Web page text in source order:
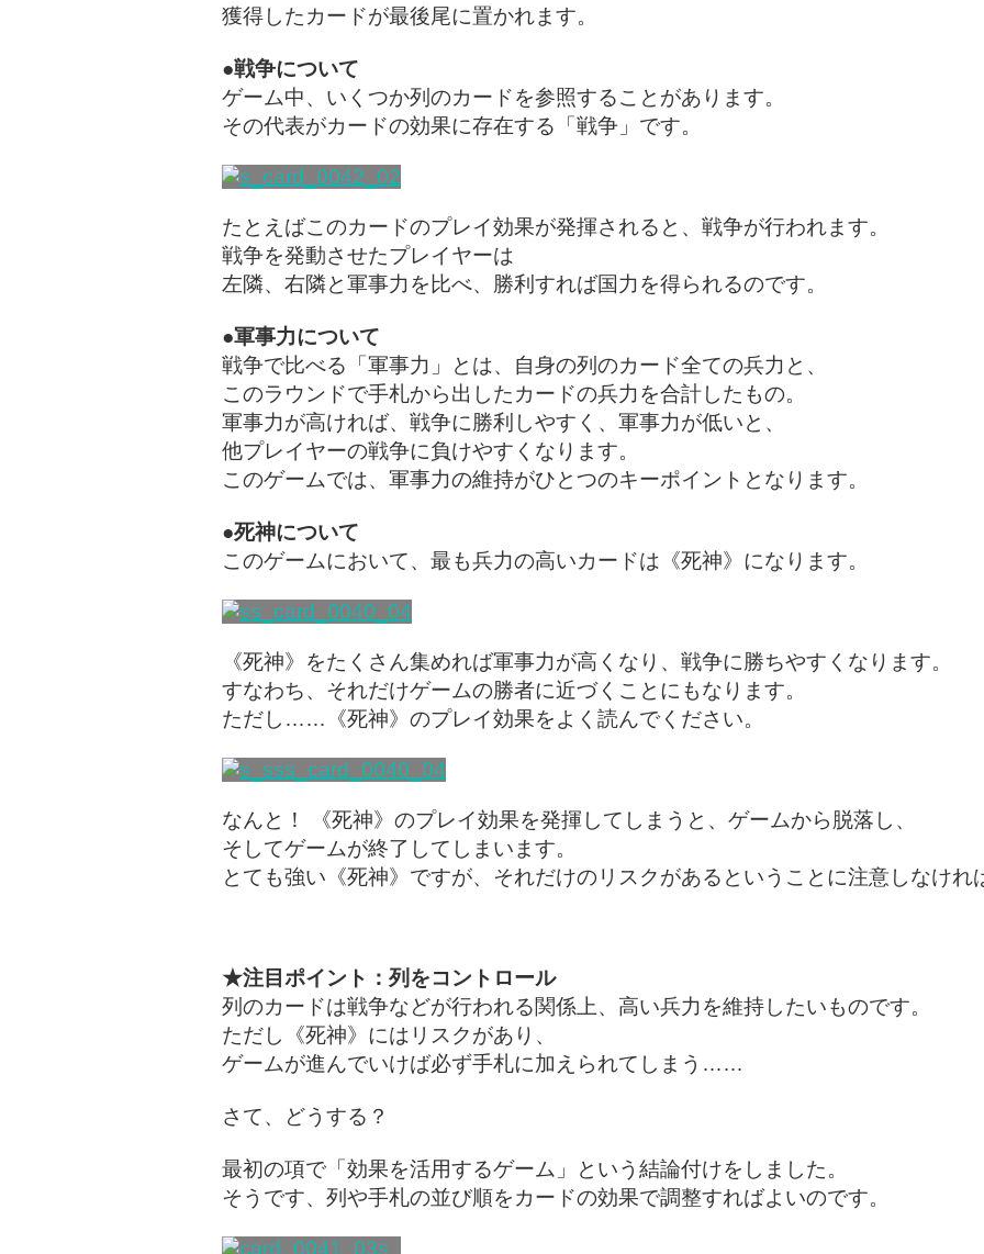
獲得したカードが最後尾に置かれます。
●戦争について
ゲーム中、いくつか列のカードを参照することがあります。
その代表がカードの効果に存在する「戦争」です。
たとえばこのカードのプレイ効果が発揮されると、戦争が行われます。
戦争を発動させたプレイヤーは
左隣、右隣と軍事力を比べ、勝利すれば国力を得られるのです。
●軍事力について
戦争で比べる「軍事力」とは、自身の列のカード全ての兵力と、
このラウンドで手札から出したカードの兵力を合計したもの。
軍事力が高ければ、戦争に勝利しやすく、軍事力が低いと、
他プレイヤーの戦争に負けやすくなります。
このゲームでは、軍事力の維持がひとつのキーポイントとなります。
●死神について
このゲームにおいて、最も兵力の高いカードは《死神》になります。
《死神》をたくさん集めれば軍事力が高くなり、戦争に勝ちやすくなります。
すなわち、それだけゲームの勝者に近づくことにもなります。
ただし……《死神》のプレイ効果をよく読んでください。
なんと！ 《死神》のプレイ効果を発揮してしまうと、ゲームから脱落し、
そしてゲームが終了してしまいます。
とても強い《死神》ですが、それだけのリスクがあるということに注意しなけれ
★注目ポイント：列をコントロール
列のカードは戦争などが行われる関係上、高い兵力を維持したいものです。
ただし《死神》にはリスクがあり、
ゲームが進んでいけば必ず手札に加えられてしまう……
さて、どうする？
最初の項で「効果を活用するゲーム」という結論付けをしました。
そうです、列や手札の並び順をカードの効果で調整すればよいのです。